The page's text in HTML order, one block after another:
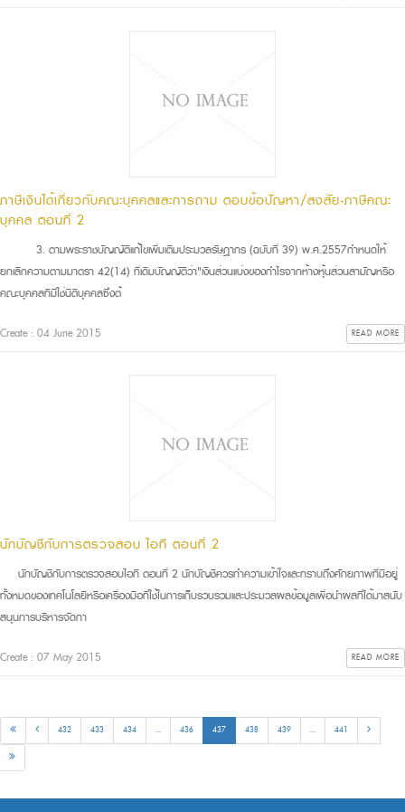
ภาษีเงินได้เกี่ยวกับคณะบุคคลและการถาม ตอบข้อปัญหา/สงสัย-ภาษีคณะ
บุคคล ตอนที่ 2
3. ตามพระราชบัญญัติแก้ไขเพิ่มเติมประมวลรัษฎากร (ฉบับที่ 39) พ.ศ.2557กําหนดให้
ยกเลิกความตามมาตรา 42(14) ที่เดิมบัญญัติว่า"เงินส่วนแบ่งของกําไรจากห้างหุ้นส่วนสามัญหรือ
คณะบุคคลทีมิใช่นิติบุคคลซึ่งต้
Create : 04 June 2015 READ MORE
นักบัญชีกับการตรวจสอบ ไอที ตอนที่ 2
นักบัญชีกับการตรวจสอบไอที ตอนที่ 2 นักบัญชีควรทำความเข้าใจและทราบถึงศักยภาพที่มีอยู่
ทั้งหมดของเทคโนโลยีหรือเครื่องมือที่ใช้ในการเก็บรวบรวมและประมวลผลข้อมูลเพื่อนำผลที่ได้มาสนับ
สนุนการบริหารจัดกา
Create : 07 May 2015 READ MORE
432 433 434 ... 436 437 438 439 ... 441